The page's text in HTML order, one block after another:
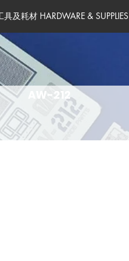
具及耗材 HARDWARE & SUPPLIES
AW-212